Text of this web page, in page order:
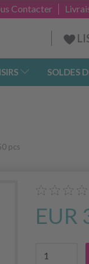
Contacter
SOLDES
pcs
EUR